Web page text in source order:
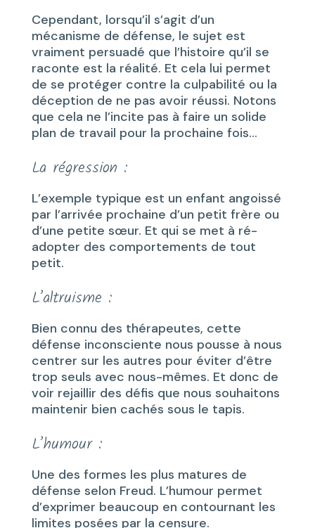
Cependant, lorsqu’il s’agit d’un
mécanisme de défense, le sujet est
vraiment persuadé que l’histoire qu’il se
raconte est la réalité. Et cela lui permet
de se protéger contre la culpabilité ou la
déception de ne pas avoir réussi. Notons
que cela ne l’incite pas à faire un solide
plan de travail pour la prochaine fois…
La régression :
L’exemple typique est un enfant angoissé
par l’arrivée prochaine d’un petit frère ou
d’une petite sœur. Et qui se met à ré-
adopter des comportements de tout
petit.
L’altruisme :
Bien connu des thérapeutes, cette
défense inconsciente nous pousse à nous
centrer sur les autres pour éviter d’être
trop seuls avec nous-mêmes. Et donc de
voir rejaillir des défis que nous souhaitons
maintenir bien cachés sous le tapis.
L’humour :
Une des formes les plus matures de
défense selon Freud. L’humour permet
d’exprimer beaucoup en contournant les
limites posées par la censure.